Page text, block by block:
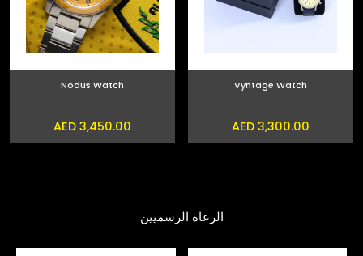
Vyntage Watch
AED 3,300.00
Nodus Watch
AED 3,450.00
الرعاة الرسميين